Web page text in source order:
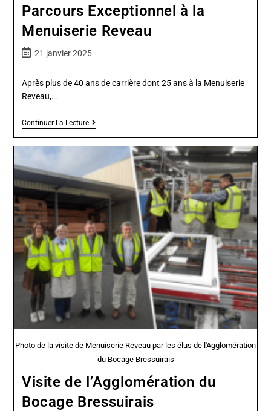
Parcours Exceptionnel à la
Menuiserie Reveau
21 janvier 2025
Après plus de 40 ans de carrière dont 25 ans à la Menuiserie
Reveau,…
Continuer La Lecture
Photo de la visite de Menuiserie Reveau par les élus de l'Agglomération
du Bocage Bressuirais
Visite de l’Agglomération du
Bocage Bressuirais